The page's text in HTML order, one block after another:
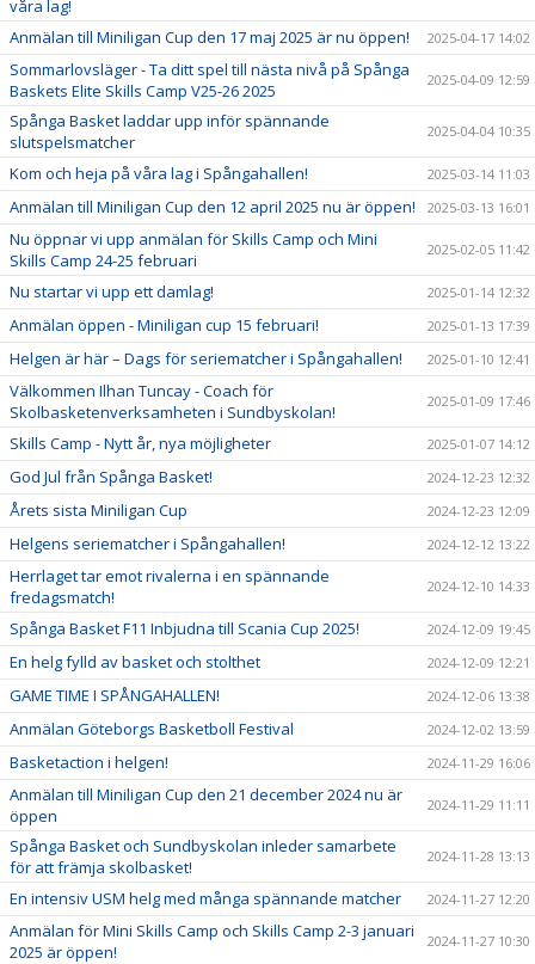
våra lag!
Anmälan till Miniligan Cup den 17 maj 2025 är nu öppen! 2025-04-17 14:02
Sommarlovsläger - Ta ditt spel till nästa nivå på Spånga
Baskets Elite Skills Camp V25-26 2025
2025-04-09 12:59
Spånga Basket laddar upp inför spännande
slutspelsmatcher
2025-04-04 10:35
Kom och heja på våra lag i Spångahallen! 2025-03-14 11:03
Anmälan till Miniligan Cup den 12 april 2025 nu är öppen! 2025-03-13 16:01
Nu öppnar vi upp anmälan för Skills Camp och Mini
Skills Camp 24-25 februari
2025-02-05 11:42
Nu startar vi upp ett damlag! 2025-01-14 12:32
Anmälan öppen - Miniligan cup 15 februari! 2025-01-13 17:39
Helgen är här – Dags för seriematcher i Spångahallen! 2025-01-10 12:41
Välkommen Ilhan Tuncay - Coach för
Skolbasketenverksamheten i Sundbyskolan!
2025-01-09 17:46
Skills Camp - Nytt år, nya möjligheter 2025-01-07 14:12
God Jul från Spånga Basket! 2024-12-23 12:32
Årets sista Miniligan Cup 2024-12-23 12:09
Helgens seriematcher i Spångahallen! 2024-12-12 13:22
Herrlaget tar emot rivalerna i en spännande
fredagsmatch!
2024-12-10 14:33
Spånga Basket F11 Inbjudna till Scania Cup 2025! 2024-12-09 19:45
En helg fylld av basket och stolthet 2024-12-09 12:21
GAME TIME I SPÅNGAHALLEN! 2024-12-06 13:38
Anmälan Göteborgs Basketboll Festival 2024-12-02 13:59
Basketaction i helgen! 2024-11-29 16:06
Anmälan till Miniligan Cup den 21 december 2024 nu är
öppen
2024-11-29 11:11
Spånga Basket och Sundbyskolan inleder samarbete
för att främja skolbasket!
2024-11-28 13:13
En intensiv USM helg med många spännande matcher 2024-11-27 12:20
Anmälan för Mini Skills Camp och Skills Camp 2-3 januari
2025 är öppen!
2024-11-27 10:30